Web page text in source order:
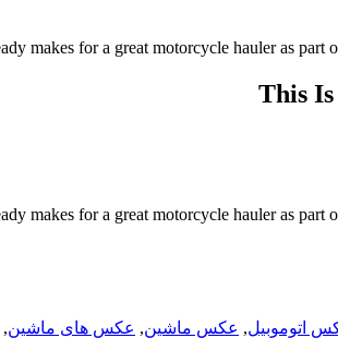
makes for a great motorcycle hauler as
This
makes for a great motorcycle hauler as
اتوموبیل, عکس ماشین, عکس های ماشین,